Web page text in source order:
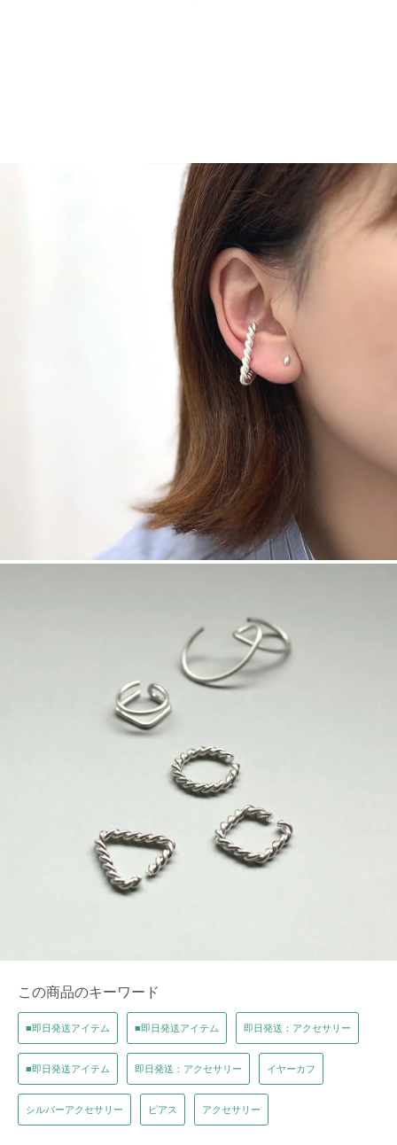
この商品のキーワード
■即日発送アイテム ■即日発送アイテム 即日発送：アクセサリー
■即日発送アイテム 即日発送：アクセサリー イヤーカフ
シルバーアクセサリー ピアス アクセサリー